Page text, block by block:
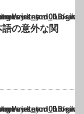
wp-content/themes/
の意外な関
wp-content/themes/